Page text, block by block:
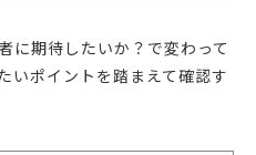
に期待したいか？で変わって
いポイントを踏まえて確認す